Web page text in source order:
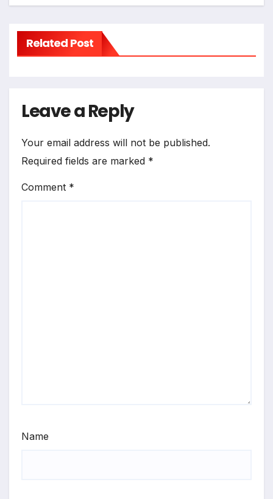
Related Post
Leave a Reply
Your email address will not be published.
Required fields are marked *
Comment *
Name